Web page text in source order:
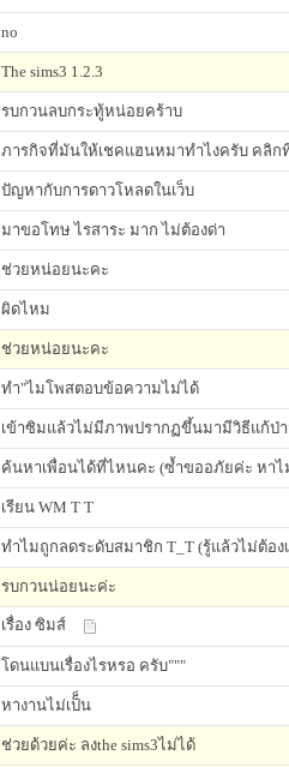
no
The sims3 1.2.3
รบกวนลบกระทู้หน่อยคร้าบ
ภารกิจที่มันให้เชคแฮนหมาทำไงครับ คลิก
ีปัญหากับการดาวโหลดในเว็บ
มาขอโทษ ไรสาระ มาก ไม่ต้องด่า
ช่วยหน่อยนะคะ
ผิดไหม
ช่วยหน่อยนะคะ
ทำ"ไมโพสตอบข้อความไม่ได้
เข้าซิมแล้วไม่มีภาพปรากฏขึ้นมามีวิธีแก้ป่
ค้นหาเพื่อนได้ที่ไหนคะ (ซ้ำขออภัยค่ะ หาไ
เรียน WM T T
ทำไมถูกลดระดับสมาชิก T_T (รู้แล้วไม่ต้อง
รบกวนน่อยนะค่ะ
เรื่อง ซิมส์
โดนแบนเรื่องไรหรอ ครับ"""
หางานไม่เป็็น
ช่วยด้วยค่ะ ลงthe sims3ไม่ได้